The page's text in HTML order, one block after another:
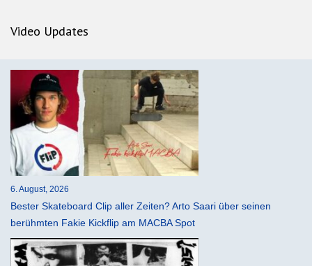
Video Updates
6. August, 2026
Bester Skateboard Clip aller Zeiten? Arto Saari über seinen
berühmten Fakie Kickflip am MACBA Spot